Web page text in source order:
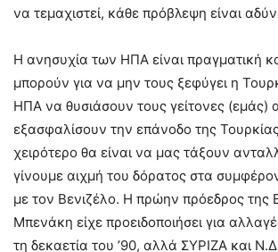
να τεμαχιστεί, κάθε πρόβλεψη είναι
Η ανησυχία των ΗΠΑ είναι πραγματική
μπορούν για να μην τους ξεφύγει η
ΗΠΑ να θυσιάσουν τους γείτονες (εμάς)
εξασφαλίσουν την επάνοδο της
χειρότερο θα είναι να μας τάξουν
γίνουμε αιχμή του δόρατος στα
με τον Βενιζέλο. Η πρώην πρόεδρος της
Μπενάκη είχε προειδοποιήσει για
τη δεκαετία του ’90, αλλά ΣΥΡΙΖΑ και